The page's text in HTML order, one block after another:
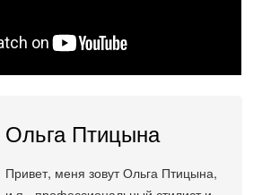
Ольга Птицына
Привет, меня зовут Ольга Птицына,